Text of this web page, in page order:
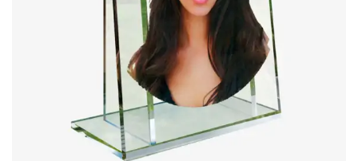
Высокая устойчивость к погодным условиям:Стекло не
боится ни дождя, ни снега, ни резких изменений
температуры, сохраняя свой первоначальный вид.
Стойкость к влаге и гниению:Материал не подвержен
процессам разрушения под воздействием воды и
микроорганизмов, что особенно важно для уличных